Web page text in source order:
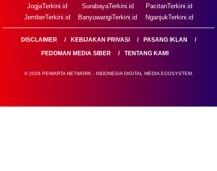
JogjaTerkini.id
JemberTerkini.id
SurabayaTerkini.id
BanyuwangiTerkini.id
PacitanTerkini.id
NganjukTerkini.id
DISCLAIMER KEBIJAKAN PRIVASI
PASANG IKLAN
PEDOMAN MEDIA SIBER
TENTANG KAMI
© 2026 PEWARTA NETWORK - INDONESIA DIGITAL MEDIA ECOSYSTEM.